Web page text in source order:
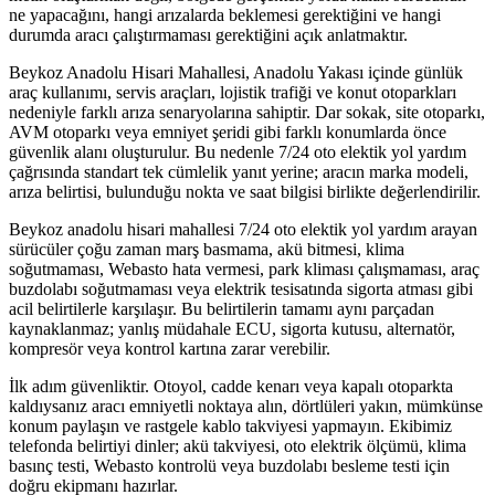
ne yapacağını, hangi arızalarda beklemesi gerektiğini ve hangi
durumda aracı çalıştırmaması gerektiğini açık anlatmaktır.
Beykoz Anadolu Hisari Mahallesi, Anadolu Yakası içinde günlük
araç kullanımı, servis araçları, lojistik trafiği ve konut otoparkları
nedeniyle farklı arıza senaryolarına sahiptir. Dar sokak, site otoparkı,
AVM otoparkı veya emniyet şeridi gibi farklı konumlarda önce
güvenlik alanı oluşturulur. Bu nedenle 7/24 oto elektik yol yardım
çağrısında standart tek cümlelik yanıt yerine; aracın marka modeli,
arıza belirtisi, bulunduğu nokta ve saat bilgisi birlikte değerlendirilir.
Beykoz anadolu hisari mahallesi 7/24 oto elektik yol yardım arayan
sürücüler çoğu zaman marş basmama, akü bitmesi, klima
soğutmaması, Webasto hata vermesi, park kliması çalışmaması, araç
buzdolabı soğutmaması veya elektrik tesisatında sigorta atması gibi
acil belirtilerle karşılaşır. Bu belirtilerin tamamı aynı parçadan
kaynaklanmaz; yanlış müdahale ECU, sigorta kutusu, alternatör,
kompresör veya kontrol kartına zarar verebilir.
İlk adım güvenliktir. Otoyol, cadde kenarı veya kapalı otoparkta
kaldıysanız aracı emniyetli noktaya alın, dörtlüleri yakın, mümkünse
konum paylaşın ve rastgele kablo takviyesi yapmayın. Ekibimiz
telefonda belirtiyi dinler; akü takviyesi, oto elektrik ölçümü, klima
basınç testi, Webasto kontrolü veya buzdolabı besleme testi için
doğru ekipmanı hazırlar.